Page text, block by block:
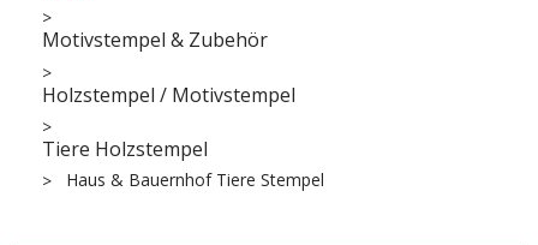
Motivstempel & Zubehör
Holzstempel / Motivstempel
Tiere Holzstempel
Haus & Bauernhof Tiere Stempel